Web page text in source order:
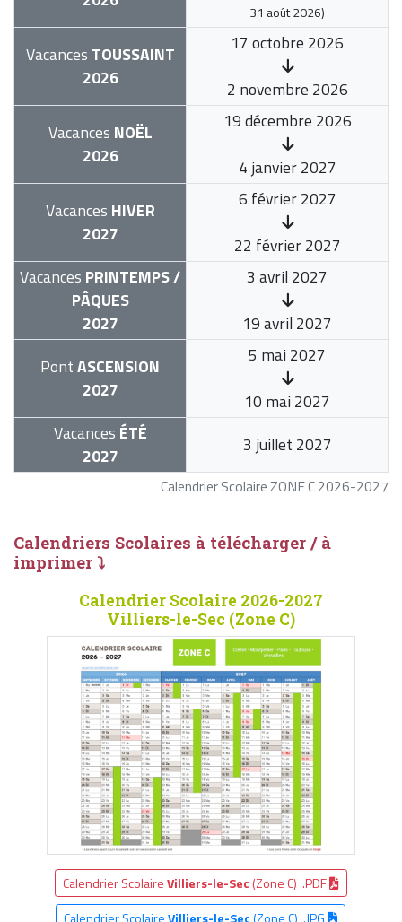
Calendrier Scolaire ZONE C 2026-2027
31 août 2026)
Vacances TOUSSAINT
2026
17 octobre 2026
2 novembre 2026
Vacances NOËL
2026
19 décembre 2026
4 janvier 2027
Vacances HIVER
2027
6 février 2027
22 février 2027
Vacances PRINTEMPS /
PÂQUES
2027
3 avril 2027
19 avril 2027
PontASCENSION
2027
5 mai 2027
10 mai 2027
Vacances ÉTÉ
2027
3 juillet 2027
Calendriers Scolaires à télécharger / à
imprimer ⤵
Calendrier Scolaire 2026-2027
Villiers-le-Sec (Zone C)
Calendrier ScolaireVilliers-le-Sec (Zone C) .PDF
Calendrier ScolaireVilliers-le-Sec(Zone C) .JPG